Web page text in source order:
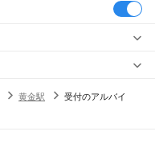
黄金駅
受付のアルバイ